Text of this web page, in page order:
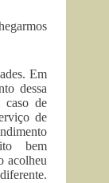
Em
dessa
caso de
de
bem
acolheu